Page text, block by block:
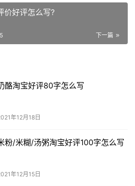
价好评怎么写?
下一篇
酪淘宝好评80字怎么写
年12月18日
粉/米糊/汤粥淘宝好评100字怎么写
年12月15日